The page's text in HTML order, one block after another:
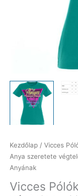
Kezdőlap / Vicces
Anya szeretete
Anyának
Vicces